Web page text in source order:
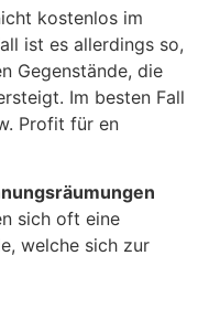
kostenlos im
ist es allerdings so,
Gegenstände, die
Im besten Fall
Profit für en
sich oft eine
welche sich zur